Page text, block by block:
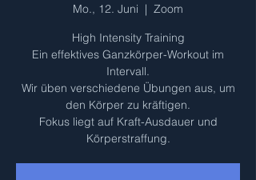
Mo., 12. Juni
  |
Zoom
High Intensity Training
Ein effektives Ganzkörper-Workout im
Intervall.
Wir üben verschiedene Übungen aus, um
den Körper zu kräftigen.
Fokus liegt auf Kraft-Ausdauer und
Körperstraffung.